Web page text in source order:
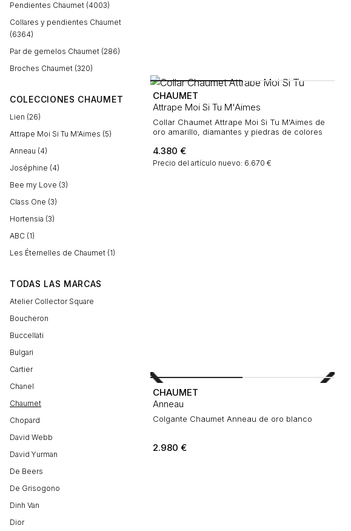
Pendientes Chaumet (4003)
Collares y pendientes Chaumet
(6364)
Par de gemelos Chaumet (286)
Broches Chaumet (320)
COLECCIONES CHAUMET
Lien (26)
Attrape Moi Si Tu M'Aimes (5)
Anneau (4)
Joséphine (4)
Bee my Love (3)
Class One (3)
Hortensia (3)
ABC (1)
Les Éternelles de Chaumet (1)
TODAS LAS MARCAS
Atelier Collector Square
Boucheron
Buccellati
Bulgari
Cartier
Chanel
Chaumet
Chopard
David Webb
David Yurman
De Beers
De Grisogono
Dinh Van
Dior
CHAUMET
Attrape Moi Si Tu M'Aimes
Collar Chaumet Attrape Moi Si Tu M'Aimes de
oro amarillo, diamantes y piedras de colores
4.380 €
Precio del artículo nuevo: 6.670 €
CHAUMET
Anneau
Colgante Chaumet Anneau de oro blanco
2.980 €